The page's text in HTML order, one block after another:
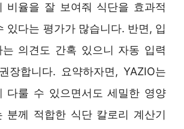
비율을 잘 보여줘 식단을 효과적
있다는 평가가 많습니다. 반면, 입
는 의견도 간혹 있으니 자동 입력
장합니다. 요약하자면, YAZIO는
다룰 수 있으면서도 세밀한 영양
분께 적합한 식단 칼로리 계산기